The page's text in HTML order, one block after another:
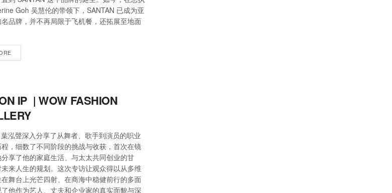
Goh 吴慧伦的带领下，SANTAN 已成为亚
品牌，并不再局限于飞机餐，还拓展至地面
IP | WOW FASHION
泓聲深入分享了从舞者、歌手到演员的职业
，细数了不同阶段的挑战与收获，首次在镜
享了他的家庭生活、与太太共同创业的甘
来人生的规划。这次专访让观众得以从多维
舞台上光芒四射、在商海中稳健前行的多面
他作为艺人、丈夫和企业家的真实面貌与深